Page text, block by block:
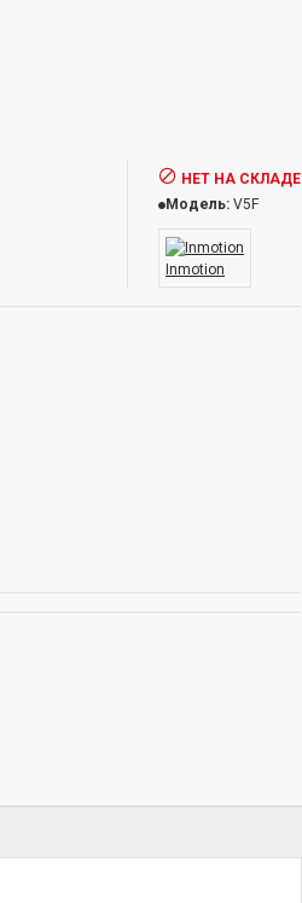
НЕТ НА СКЛАДЕ
Модель: V5F
Inmotion